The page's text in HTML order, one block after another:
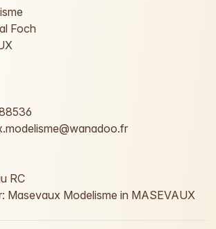
Foch
RC
Masevaux Modelisme in MASEVAUX